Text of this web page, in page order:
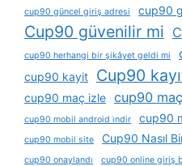
cup90 güncel giriş adresi cup90
Cup90 güvenilir mi
cup90 herhangi bir şikâyet geldi mi
cup90 kayit Cup90
cup90 maç izle cup90
cup90 mobil android i̇ndir cup90
cup90 mobil site
Cup90 Nasıl
cup90 onaylandı
cup90 online giriş